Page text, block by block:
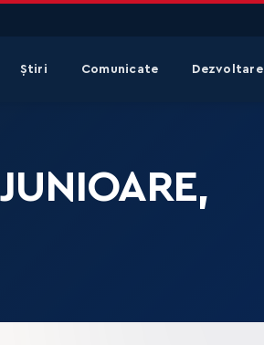
Știri Comunicate Dezvoltare